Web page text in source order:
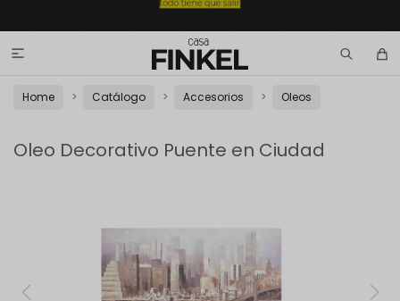

Home Catálogo Accesorios Oleos
Oleo Decorativo Puente en Ciudad